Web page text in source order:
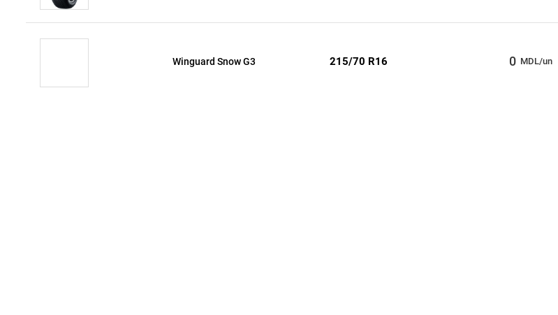
Winguard Snow G3 215/70 R16 0 MDL/un